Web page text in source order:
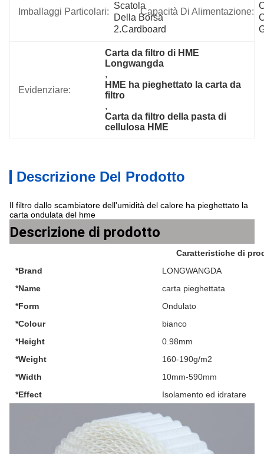
Imballaggi Particolari:
Scatola
Della Borsa
2.Cardboard
Capacità Di Alimentazione:
Evidenziare:
Carta da filtro di HME
Longwangda
,
HME ha pieghettato la carta da
filtro
,
Carta da filtro della pasta di
cellulosa HME
Descrizione Del Prodotto
Il filtro dallo scambiatore dell'umidità del calore ha pieghettato la
carta ondulata del hme
Descrizione di prodotto
Caratteristiche di
*Brand
LONGWANGDA
*Name
carta pieghettata
*Form
Ondulato
*Colour
bianco
*Height
0.98mm
*Weight
160-190g/m2
*Width
10mm-590mm
*Effect
Isolamento ed idratare